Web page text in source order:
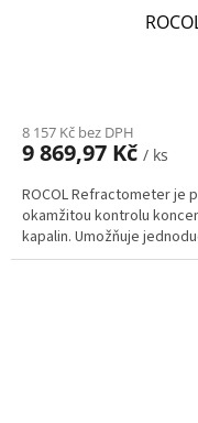
8 157 Kč bez DPH
9 869,97 Kč / ks
ROCOL Refractometer je
okamžitou kontrolu
kapalin. Umožňuje